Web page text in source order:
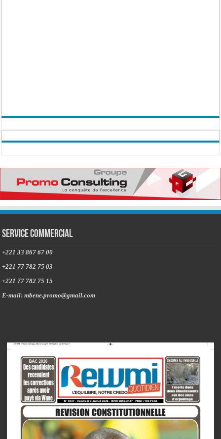
Service commercial
+221 33 867 67 00
+221 77 782 75 03
+221 77 782 75 15
E-mail: mbene.promo@gmail.com